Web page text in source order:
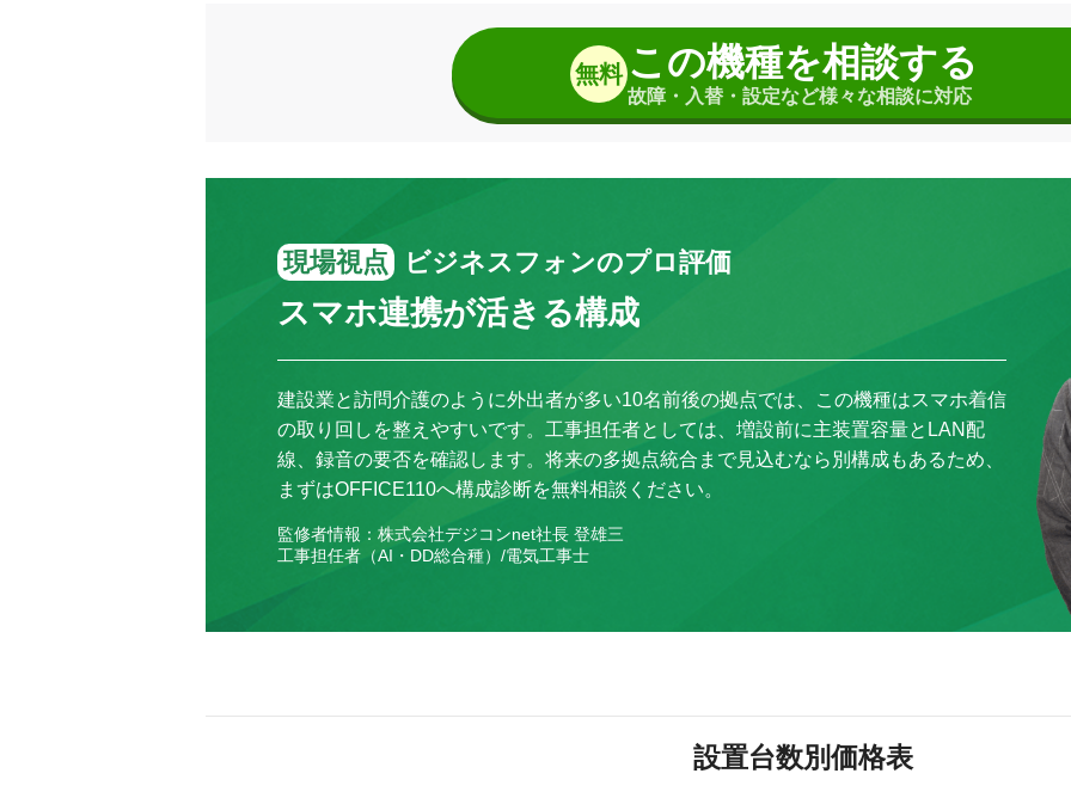
無料この機種を相談する
故障・入替・設定など様々な相談に対応
現場視点 ビジネスフォンのプロ評価
スマホ連携が活きる構成
建設業と訪問介護のように外出者が多い10名前後の拠点では、この機種はスマホ着信
の取り回しを整えやすいです。工事担任者としては、増設前に主装置容量とLAN配
線、録音の要否を確認します。将来の多拠点統合まで見込むなら別構成もあるため、
まずはOFFICE110へ構成診断を無料相談ください。
監修者情報：株式会社デジコンnet社長 登雄三
工事担任者（AI・DD総合種）/電気工事士
設置台数別価格表